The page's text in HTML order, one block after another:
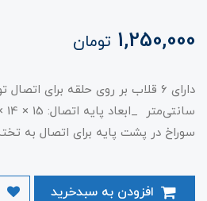
1,250,000 تومان
سوراخ در پشت پایه برای اتصال به